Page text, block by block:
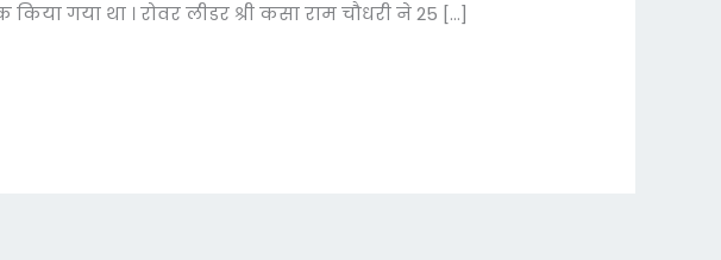
गया था । रोवर लीडर श्री कसा राम चौधरी ने 25 […]